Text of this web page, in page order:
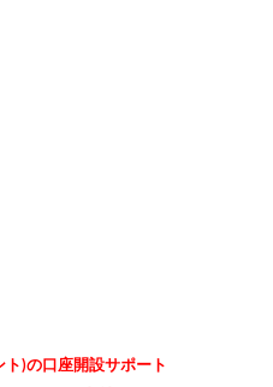
ト)の口座開設サポート